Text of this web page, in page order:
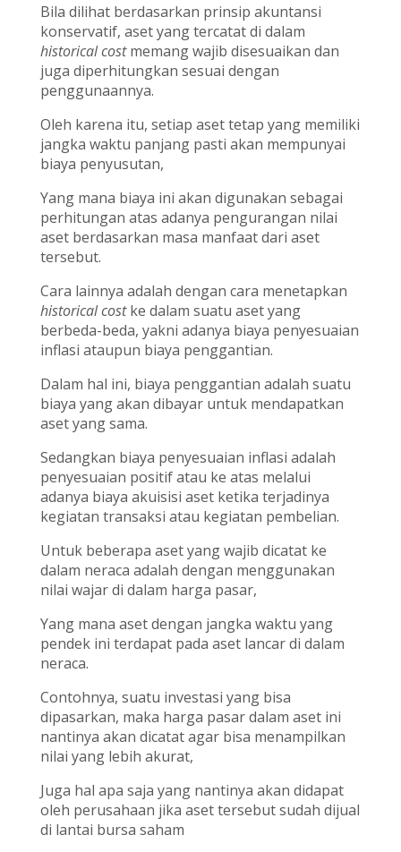
Bila dilihat berdasarkan prinsip akuntansi
konservatif, aset yang tercatat di dalam
historical costmemang wajib disesuaikan dan
juga diperhitungkan sesuai dengan
penggunaannya.
Oleh karena itu, setiap aset tetap yang memiliki
jangka waktu panjang pasti akan mempunyai
biaya penyusutan,
Yang mana biaya ini akan digunakan sebagai
perhitungan atas adanya pengurangan nilai
aset berdasarkan masa manfaat dari aset
tersebut.
Cara lainnya adalah dengan cara menetapkan
historical costke dalam suatu aset yang
berbeda-beda, yakni adanya biaya penyesuaian
inflasi ataupun biaya penggantian.
Dalam hal ini, biaya penggantian adalah suatu
biaya yang akan dibayar untuk mendapatkan
aset yang sama.
Sedangkan biaya penyesuaian inflasi adalah
penyesuaian positif atau ke atas melalui
adanya biaya akuisisi aset ketika terjadinya
kegiatan transaksi atau kegiatan pembelian.
Untuk beberapa aset yang wajib dicatat ke
dalam neraca adalah dengan menggunakan
nilai wajar di dalam harga pasar,
Yang mana aset dengan jangka waktu yang
pendek ini terdapat pada aset lancar di dalam
neraca.
Contohnya, suatu investasi yang bisa
dipasarkan, maka harga pasar dalam aset ini
nantinya akan dicatat agar bisa menampilkan
nilai yang lebih akurat,
Juga hal apa saja yang nantinya akan didapat
oleh perusahaan jika aset tersebut sudah dijual
di lantai bursa saham